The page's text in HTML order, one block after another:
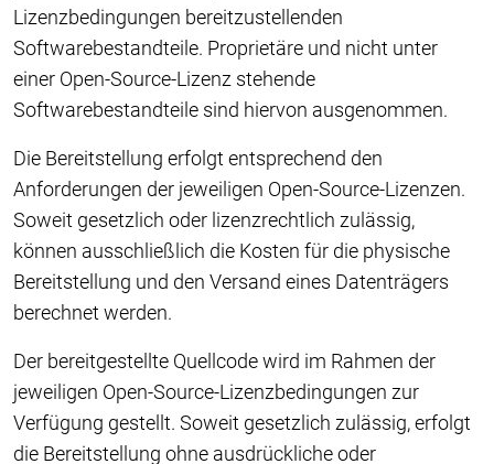
Lizenzbedingungen bereitzustellenden
Softwarebestandteile. Proprietäre und nicht unter
einer Open-Source-Lizenz stehende
Softwarebestandteile sind hiervon ausgenommen.
Die Bereitstellung erfolgt entsprechend den
Anforderungen der jeweiligen Open-Source-Lizenzen.
Soweit gesetzlich oder lizenzrechtlich zulässig,
können ausschließlich die Kosten für die physische
Bereitstellung und den Versand eines Datenträgers
berechnet werden.
Der bereitgestellte Quellcode wird im Rahmen der
jeweiligen Open-Source-Lizenzbedingungen zur
Verfügung gestellt. Soweit gesetzlich zulässig, erfolgt
die Bereitstellung ohne ausdrückliche oder